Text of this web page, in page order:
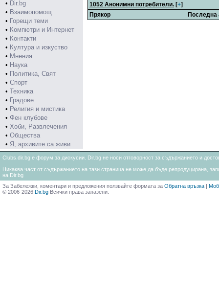
• Dir.bg
• Взаимопомощ
• Горещи теми
• Компютри и Интернет
• Контакти
• Култура и изкуство
• Мнения
• Наука
• Политика, Свят
• Спорт
• Техника
• Градове
• Религия и мистика
• Фен клубове
• Хоби, Развлечения
• Общества
• Я, архивите са живи
1052 Анонимни потребители. [+]
Прякор
Последна
Clubs.dir.bg е форум за дискусии. Dir.bg не носи отговорност за съдържанието и
Никаква част от съдържанието на тази страница не може да бъде репродуцирана,
на Dir.bg
За Забележки, коментари и предложения ползвайте формата за Обратна връзка |
© 2006-2026 Dir.bg Всички права запазени.